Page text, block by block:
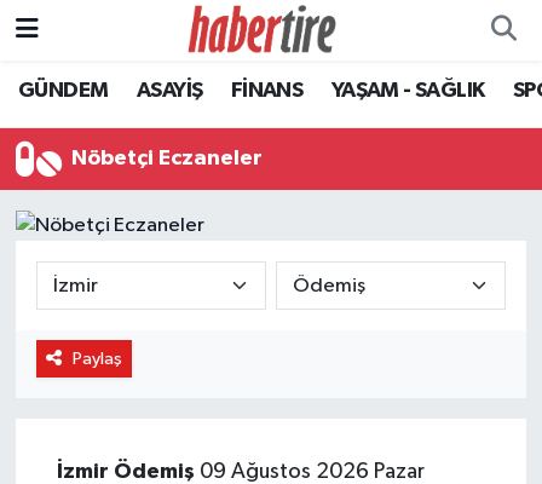
GÜNDEM ASAYİŞ FİNANS YAŞAM - SAĞLIK
Nöbetçi Eczaneler
Paylaş
İzmir Ödemiş 09 Ağustos 2026 Pazar
Tire Nöbetçi Eczaneler
Tire Hava Durumu
Tire Trafik Yoğunluk Haritası
Süper Lig Puan Durumu ve Fikstür
Tüm Manşetler
Haber Arşivi